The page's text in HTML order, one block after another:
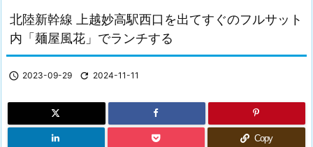
北陸新幹線 上越妙高駅西口を出てすぐのフルサット
内「麺屋風花」でランチする
 2023-09-29  2024-11-11
Copy